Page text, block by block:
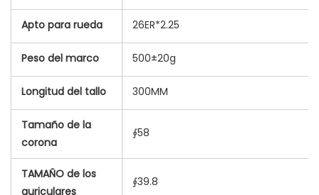
Apto para rueda 26ER*2.25
Peso del marco 500±20g
Longitud del tallo 300MM
Tamaño de la
corona
∮58
TAMAÑO de los
auriculares
∮39.8